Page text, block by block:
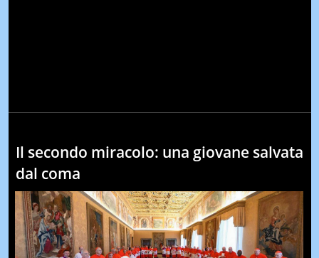
Il secondo miracolo: una giovane salvata
dal coma